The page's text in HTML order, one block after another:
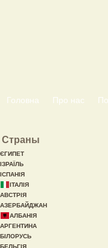
Головна Про нас
Страны
ЄГИПЕТ
ІЗРАЇЛЬ
ІСПАНІЯ
ІТАЛІЯ
АВСТРІЯ
АЗЕРБАЙДЖАН
АЛБАНІЯ
АРГЕНТИНА
БІЛОРУСЬ
БЕЛЬГІЯ